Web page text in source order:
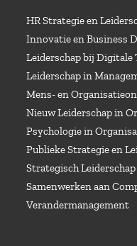
HR Strategie en
Innovatie en Business
Leiderschap bij
Leiderschap in
Mens- en
Nieuw Leiderschap in
Psychologie in
Publieke Strategie en
Strategisch Leiderschap
Samenwerken aan
Verandermanagement